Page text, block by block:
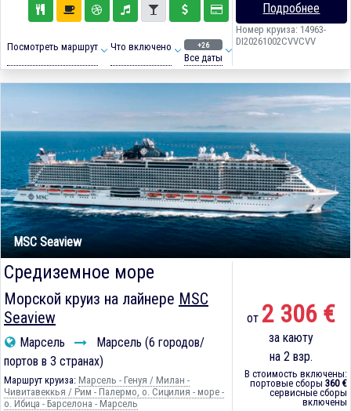
Посмотреть маршрут Что включено +26
Все даты
Подробнее
Номер круиза: 14963-
DI20261002CVVCVV
MSC Seaview
Средиземное море
Морской круиз на лайнере MSC
Seaview
Марсель
Марсель (6 городов/
портов в 3 странах)
Маршрут круиза: Марсель - Генуя / Милан -
Чивитавеккья / Рим - Палермо, о. Сицилия - море -
о. Ибица - Барселона - Марсель
от 2 306 €
за каюту
на 2 взр.
В стоимость включены:
портовые сборы 360 €
сервисные сборы
включены